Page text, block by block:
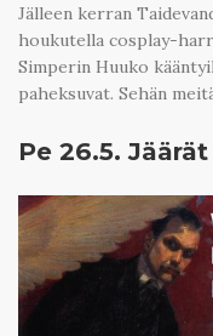
Jälleen kerran
houkutella cosplay-
Simperin Huuko
paheksuvat. Sehän
Pe 26.5.